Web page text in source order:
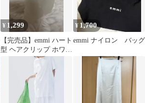
¥ 1,299
【完売品】emmi ハート
型 ヘアクリップ ホワイ
¥ 1,700
emmi ナイロン バッグ